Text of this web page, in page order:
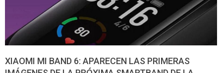
XIAOMI MI BAND 6: APARECEN LAS PRIMERAS